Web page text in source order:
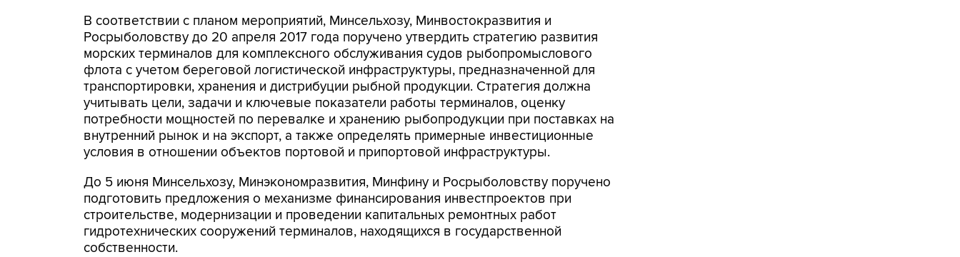
В соответствии с планом мероприятий, Минсельхозу, Минвостокразвития и
Росрыболовству до 20 апреля 2017 года поручено утвердить стратегию развития
морских терминалов для комплексного обслуживания судов рыбопромыслового
флота с учетом береговой логистической инфраструктуры, предназначенной для
транспортировки, хранения и дистрибуции рыбной продукции. Стратегия должна
учитывать цели, задачи и ключевые показатели работы терминалов, оценку
потребности мощностей по перевалке и хранению рыбопродукции при поставках на
внутренний рынок и на экспорт, а также определять примерные инвестиционные
условия в отношении объектов портовой и припортовой инфраструктуры.
До 5 июня Минсельхозу, Минэкономразвития, Минфину и Росрыболовству поручено
подготовить предложения о механизме финансирования инвестпроектов при
строительстве, модернизации и проведении капитальных ремонтных работ
гидротехнических сооружений терминалов, находящихся в государственной
собственности.